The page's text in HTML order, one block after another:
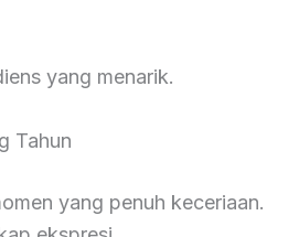
yang menarik.
Tahun
yang penuh keceriaan.